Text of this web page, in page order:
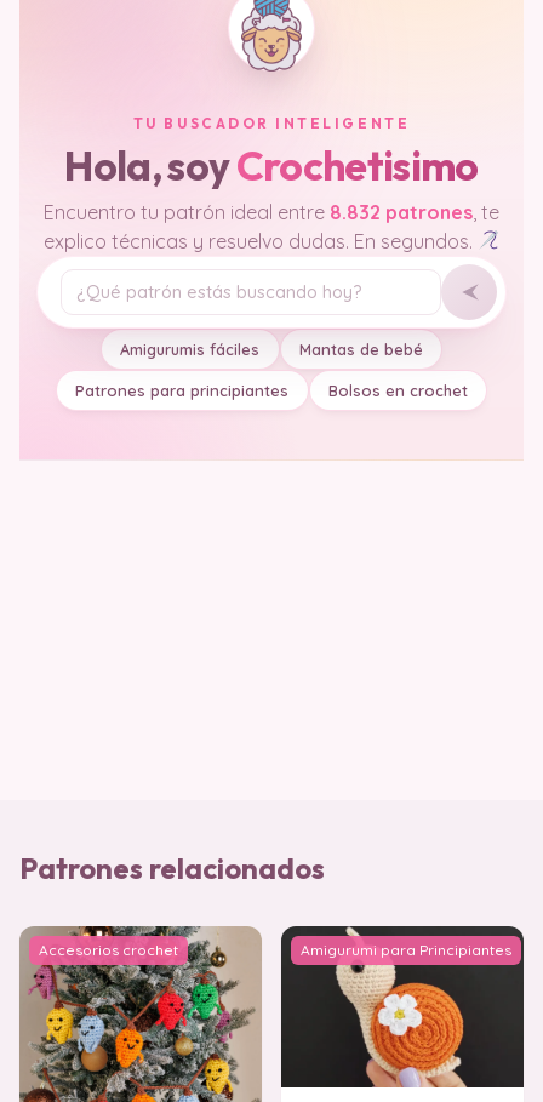
TU BUSCADOR INTELIGENTE
Hola, soyCrochetisimo
Encuentro tu patrón ideal entre 8.832 patrones , te
explico técnicas y resuelvo dudas. En segundos.
Tu pregunta
Amigurumis fáciles Mantas de bebé
Patrones para principiantes Bolsos en crochet
Patrones relacionados
Accesorios crochet Amigurumi para Principiantes